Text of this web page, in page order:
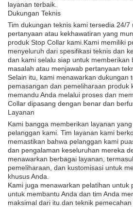
layanan terbaik.
Dukungan Teknis
Tim dukungan teknis kami tersedia 24/
pertanyaan atau kekhawatiran yang
produk Stop Collar kami.Kami memiliki
menyeluruh dari spesifikasi teknis dan
dan kami selalu siap untuk memberikan
masalah atau menjawab pertanyaan
Selain itu, kami menawarkan dukungan
pemasangan dan pemeliharaan produk
memandu Anda melalui proses dan
Collar dipasang dengan benar dan
Layanan
Kami bangga memberikan layanan
pelanggan kami. Tim layanan kami
memastikan bahwa pelanggan kami
dan pengalaman keseluruhan mereka
menawarkan berbagai layanan,
pemeliharaan, dan kustomisasi untuk
khusus Anda.
Kami juga menawarkan pelatihan untuk
untuk membantu Anda dan tim Anda
maksimal dari itu.dan teknik